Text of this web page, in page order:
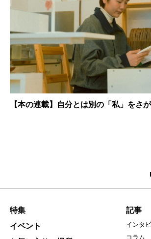
【本の連載】自分とは別の「私」をさ
特集
イベント
記事
インタ
コラム